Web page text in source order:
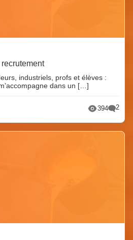
industriels, profs et élèves :
dans un […]
394 2